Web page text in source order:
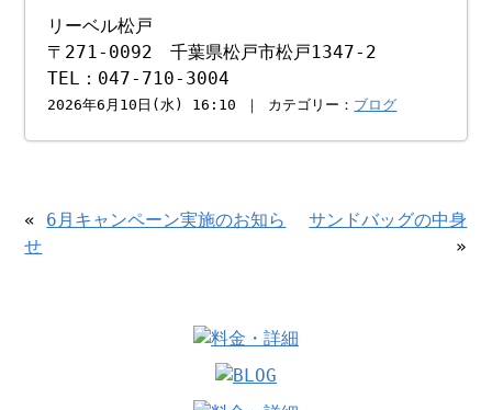
リーベル松戸
〒271-0092 千葉県松戸市松戸1347-2
TEL：047-710-3004
2026年6月10日(水) 16:10 ｜ カテゴリー： ブログ
« 6月キャンペーン実施のお知ら
せ
サンドバッグの中身
»